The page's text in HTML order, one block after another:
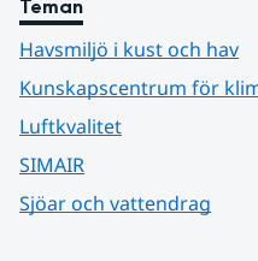
Teman
Havsmiljö i kust och hav
Kunskapscentrum för
Luftkvalitet
SIMAIR
Sjöar och vattendrag